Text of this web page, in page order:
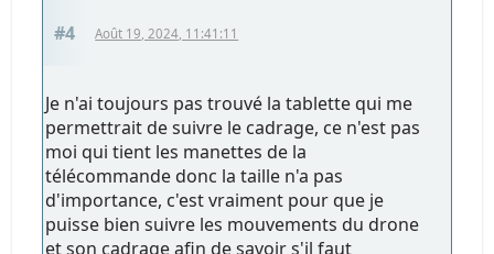
#4 Août 19, 2024, 11:41:11
Je n'ai toujours pas trouvé la tablette qui me
permettrait de suivre le cadrage, ce n'est pas
moi qui tient les manettes de la
télécommande donc la taille n'a pas
d'importance, c'est vraiment pour que je
puisse bien suivre les mouvements du drone
et son cadrage afin de savoir s'il faut